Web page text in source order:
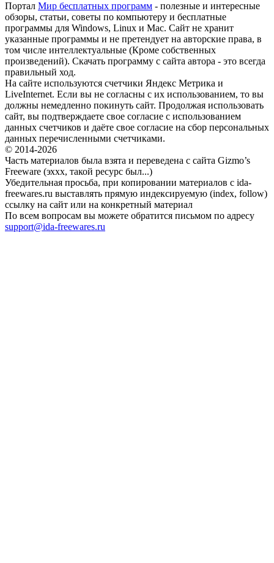
Портал Мир бесплатных программ - полезные и интересные
обзоры, статьи, советы по компьютеру и бесплатные
программы для Windows, Linux и Mac. Сайт не хранит
указанные программы и не претендует на авторские права, в
том числе интеллектуальные (Кроме собственных
произведений). Скачать программу с сайта автора - это всегда
правильный ход.
На сайте используются счетчики Яндекс Метрика и
LiveInternet. Если вы не согласны с их использованием, то вы
должны немедленно покинуть сайт. Продолжая использовать
сайт, вы подтверждаете свое согласие с использованием
данных счетчиков и даёте свое согласие на сбор персональных
данных перечисленными счетчиками.
© 2014-2026
Часть материалов была взята и переведена с сайта Gizmo’s
Freeware (эххх, такой ресурс был...)
Убедительная просьба, при копировании материалов с ida-
freewares.ru выставлять прямую индексируемую (index, follow)
ссылку на сайт или на конкретный материал
По всем вопросам вы можете обратится письмом по адресу
support@ida-freewares.ru